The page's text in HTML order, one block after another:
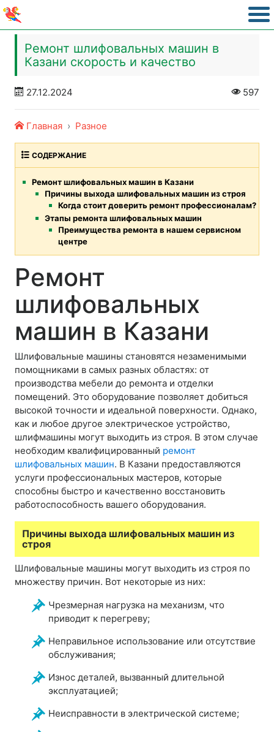
Ремонт шлифовальных машин в
Казани скорость и качество
27.12.2024 597
Главная Разное
СОДЕРЖАНИЕ
Ремонт шлифовальных машин в Казани
Причины выхода шлифовальных машин из строя
Когда стоит доверить ремонт профессионалам?
Этапы ремонта шлифовальных машин
Преимущества ремонта в нашем сервисном
центре
Ремонт
шлифовальных
машин в Казани
Шлифовальные машины становятся незаменимыми
помощниками в самых разных областях: от
производства мебели до ремонта и отделки
помещений. Это оборудование позволяет добиться
высокой точности и идеальной поверхности. Однако,
как и любое другое электрическое устройство,
шлифмашины могут выходить из строя. В этом случае
необходим квалифицированный ремонт
шлифовальных машин. В Казани предоставляются
услуги профессиональных мастеров, которые
способны быстро и качественно восстановить
работоспособность вашего оборудования.
Причины выхода шлифовальных машин из
строя
Шлифовальные машины могут выходить из строя по
множеству причин. Вот некоторые из них:
Чрезмерная нагрузка на механизм, что
приводит к перегреву;
Неправильное использование или отсутствие
обслуживания;
Износ деталей, вызванный длительной
эксплуатацией;
Неисправности в электрической системе;